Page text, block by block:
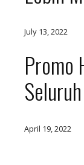
July 13, 2022
Promo
April 19, 2022